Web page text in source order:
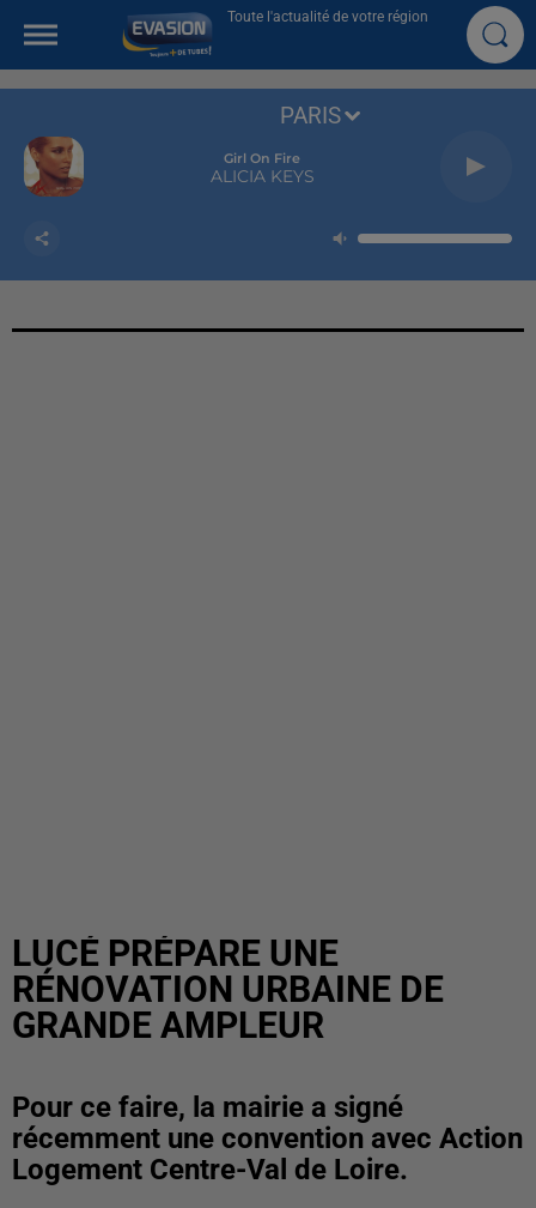
Toute l'actualité de votre région
Girl On Fire
ALICIA KEYS
PARIS
LUCÉ PRÉPARE UNE
RÉNOVATION URBAINE DE
GRANDE AMPLEUR
Pour ce faire, la mairie a signé
récemment une convention avec Action
Logement Centre-Val de Loire.